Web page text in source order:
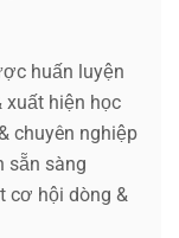
huấn luyện
xuất hiện học
chuyên nghiệp
sẵn sàng
cơ hội dòng &